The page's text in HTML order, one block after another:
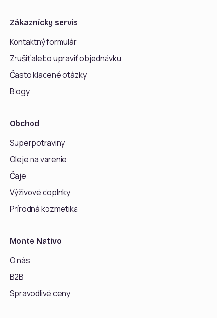
Zákaznícky servis
Kontaktný formulár
Zrušiť alebo upraviť objednávku
Často kladené otázky
Blogy
Obchod
Superpotraviny
Oleje na varenie
Čaje
Výživové doplnky
Prírodná kozmetika
Monte Nativo
O nás
B2B
Spravodlivé ceny